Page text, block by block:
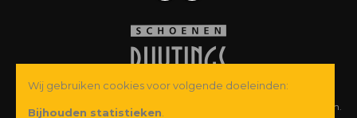
© Copyright 2026 Schoenen Ruytings BVBA. Alle rechten voorbehouden.
Wij gebruiken cookies voor volgende doeleinden:
Bijhouden statistieken